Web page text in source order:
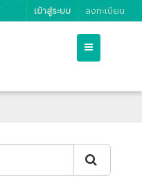
เข้าสู่ระบบ ลงทะเบียน